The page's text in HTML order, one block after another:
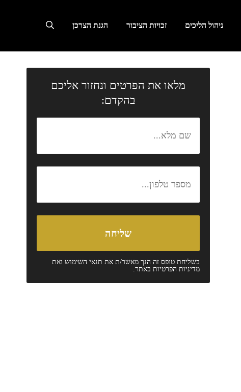
ניהול הליכים זכויות הציבור הגנת הצרכן
מלאו את הפרטים ונחזור אליכם
בהקדם:
בשליחת טופס זה הנך מאשר/ת את תנאי השימושואת
מדיניות הפרטיותבאתר.